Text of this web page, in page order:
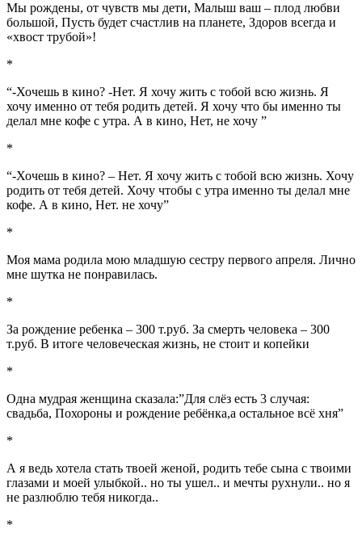
Мы рождены, от чувств мы дети, Малыш ваш – плод любви
большой, Пусть будет счастлив на планете, Здоров всегда и
«хвост трубой»!
*
“-Хочешь в кино? -Нет. Я хочу жить с тобой всю жизнь. Я
хочу именно от тебя родить детей. Я хочу что бы именно ты
делал мне кофе с утра. А в кино, Нет, не хочу ”
*
“-Хочешь в кино? – Нет. Я хочу жить с тобой всю жизнь. Хочу
родить от тебя детей. Хочу чтобы с утра именно ты делал мне
кофе. А в кино, Нет. не хочу”
*
Моя мама родила мою младшую сестру первого апреля. Лично
мне шутка не понравилась.
*
За рождение ребенка – 300 т.руб. За смерть человека – 300
т.руб. В итоге человеческая жизнь, не стоит и копейки
*
Одна мудрая женщина сказала:”Для слёз есть 3 случая:
свадьба, Похороны и рождение ребёнка,а остальное всё хня”
*
А я ведь хотела стать твоей женой, родить тебе сына с твоими
глазами и моей улыбкой.. но ты ушел.. и мечты рухнули.. но я
не разлюблю тебя никогда..
*